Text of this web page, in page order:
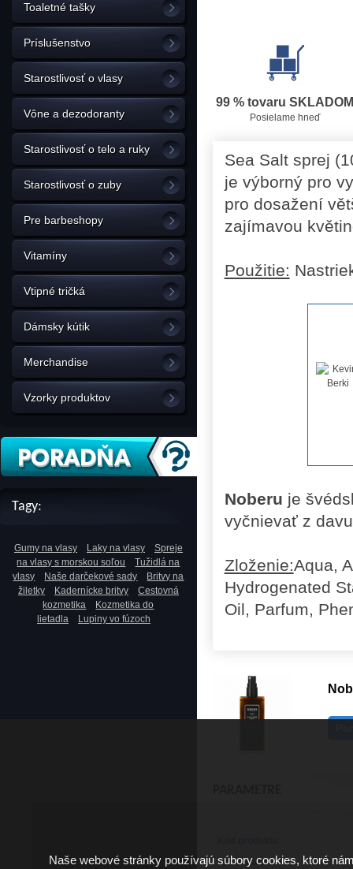
Toaletné tašky
Príslušenstvo
Starostlivosť o vlasy
Vône a dezodoranty
Starostlivosť o telo a ruky
Starostlivosť o zuby
Pre barbeshopy
Vitamíny
Vtipné tričká
Dámsky kútik
Merchandise
Vzorky produktov
Tagy:
Gumy na vlasy Laky na vlasy
Spreje
na vlasy s morskou soľou
Tužidlá na
vlasy
Naše darčekové sady
Britvy na
žiletky
Kadernícke britvy
Cestovná
kozmetika
Kozmetika do
lietadla
Lupiny vo fúzoch
99 % tovaru SKLADOM
Posielame hneď
Sea Salt sprej
je výborný pro
pro dosažení
zajímavou
Použitie:
Noberu je
vyčnievať z
Zloženie:Aqua,
Hydrogenated
Oil, Parfum,
Typ vlasov
Naše webové stránky používajú súbory cookies, ktoré